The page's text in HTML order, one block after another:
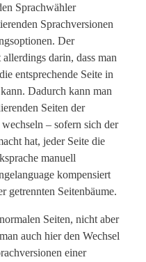
Sprachwähler
Sprachversionen
Der
darin, dass man
entsprechende Seite in
Dadurch kann man
Seiten der
– sofern sich der
hat, jeder Seite die
manuell
kompensiert
getrennten Seitenbäume.
Seiten, nicht aber
auch hier den Wechsel
einer